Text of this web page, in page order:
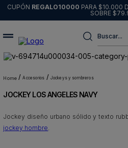
CUPÓN REGALO10000 PARA $10.000
SOBRE
Buscar...
accesorios jockeys y sombreros
JOCKEY LOS ANGELES NAVY
Jockey diseño urbano sólido y texto
jockey hombre.
1.
sweater
2.
chaquetas
3.
pantalon
4.
camisas